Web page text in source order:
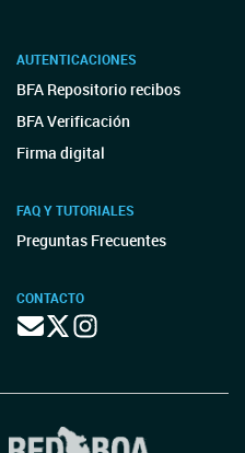
Firma digital
FAQ Y TUTORIALES
Preguntas Frecuentes
CONTACTO